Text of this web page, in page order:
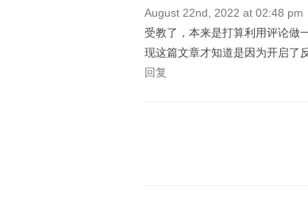
August 22nd, 2022 at 02:48 pm
受教了，本来是打算利用评论做
现这篇文章才知道是因为开启了
回复